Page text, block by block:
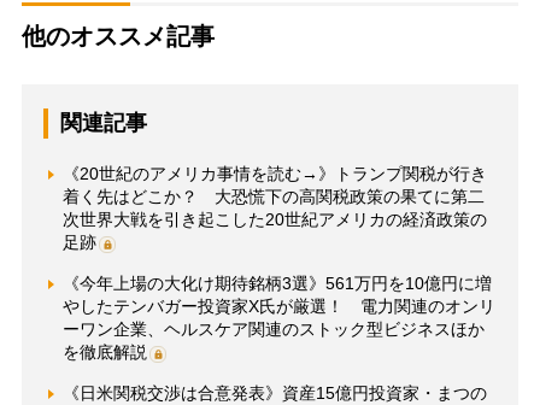
他のオススメ記事
関連記事
《20世紀のアメリカ事情を読む→》トランプ関税が行き
着く先はどこか？ 大恐慌下の高関税政策の果てに第二
次世界大戦を引き起こした20世紀アメリカの経済政策の
足跡
《今年上場の大化け期待銘柄3選》561万円を10億円に増
やしたテンバガー投資家X氏が厳選！ 電力関連のオンリ
ーワン企業、ヘルスケア関連のストック型ビジネスほか
を徹底解説
《日米関税交渉は合意発表》資産15億円投資家・まつの